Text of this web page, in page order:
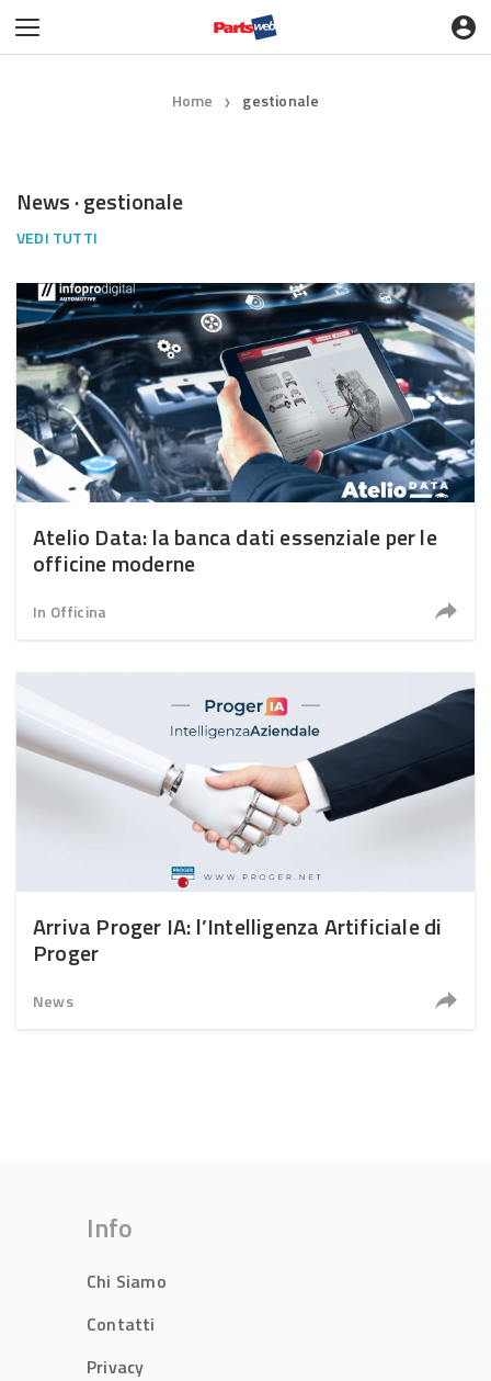
Home ❯ gestionale
News · gestionale
VEDI TUTTI
Atelio Data: la banca dati essenziale per le
officine moderne
In Officina
Arriva Proger IA: l’Intelligenza Artificiale di
Proger
News
Info
Chi Siamo
Contatti
Privacy